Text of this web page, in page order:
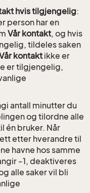
hvis tilgjengelig:
person har en
Vår kontakt, og hvis
tildeles saken
kontaktikke er
er tilgjengelig,
antall minutter du
og tilordne alle
én bruker. Når
etter hverandre til
havne hos samme
-1, deaktiveres
alle saker vil bli